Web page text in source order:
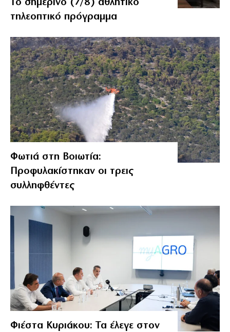
Το σημερινό (7/8) αθλητικό
τηλεοπτικό πρόγραμμα
Φωτιά στη Βοιωτία:
Προφυλακίστηκαν οι τρεις
συλληφθέντες
Φιέστα Κυριάκου: Τα έλεγε στον